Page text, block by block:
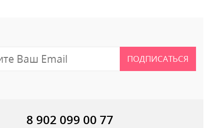
ПОДПИСАТЬСЯ
8 902 099 00 77